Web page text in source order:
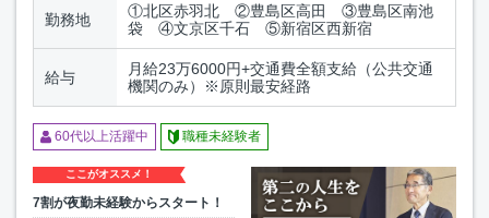
勤務地
①北区赤羽北 ②豊島区高田 ③豊島区南池
袋 ④文京区千石 ⑤新宿区西新宿
給与
月給23万6000円+交通費全額支給（公共交通
機関のみ）※原則最安経路
60代以上活躍中 職種未経験者
ここがオススメ！
7割が夜勤未経験からスタート！